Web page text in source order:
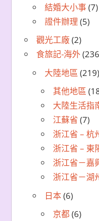
結婚大小事(7)
證件辦理 (5)
觀光工廠(2)
食旅記-海外
大陸地區 (219)
其他地區
大陸生活指
江蘇省 (7)
浙江省 – 杭
浙江省 – 東
浙江省－嘉
浙江省－湖
日本(6)
京都(6)